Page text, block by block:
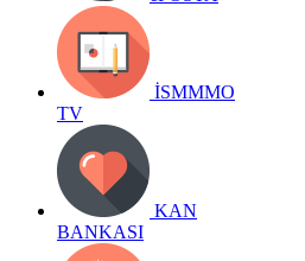
İSMMMO
TV
KAN
BANKASI